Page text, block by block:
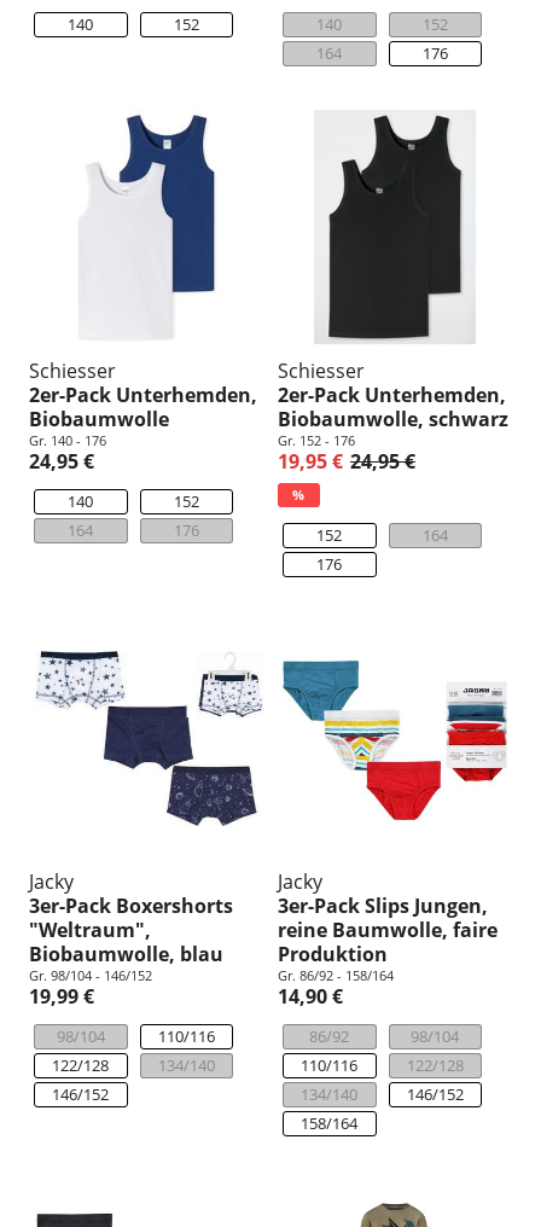
140 152 140
152
164
176
Schiesser
2er-Pack Unterhemden,
Biobaumwolle
Gr. 140 - 176
24,95 €
140
152
164
176
Schiesser
2er-Pack Unterhemden,
Biobaumwolle, schwarz
Gr. 152 - 176
19,95 € 24,95 €
%
152
164
176
Jacky
3er-Pack Boxershorts
"Weltraum",
Biobaumwolle, blau
Gr. 98/104 - 146/152
19,99 €
98/104
110/116
122/128
134/140
146/152
Jacky
3er-Pack Slips Jungen,
reine Baumwolle, faire
Produktion
Gr. 86/92 - 158/164
14,90 €
86/92
98/104
110/116
122/128
134/140
146/152
158/164